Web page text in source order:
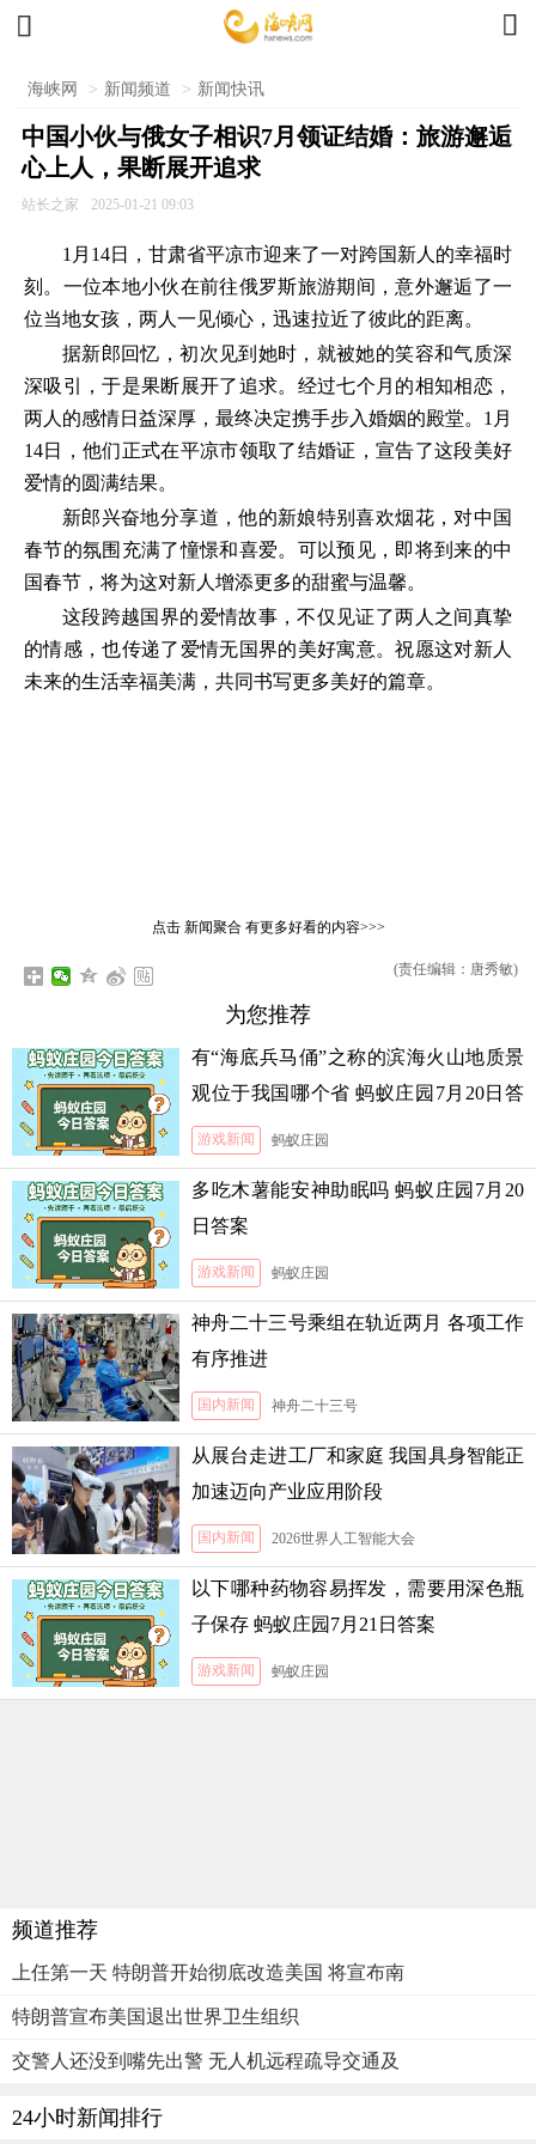
 
海峡网 > 新闻频道 > 新闻快讯
中国小伙与俄女子相识7月领证结婚：旅游邂逅
心上人，果断展开追求
站长之家 2025-01-21 09:03
1月14日，甘肃省平凉市迎来了一对跨国新人的幸福时
刻。一位本地小伙在前往俄罗斯旅游期间，意外邂逅了一
位当地女孩，两人一见倾心，迅速拉近了彼此的距离。
据新郎回忆，初次见到她时，就被她的笑容和气质深
深吸引，于是果断展开了追求。经过七个月的相知相恋，
两人的感情日益深厚，最终决定携手步入婚姻的殿堂。1月
14日，他们正式在平凉市领取了结婚证，宣告了这段美好
爱情的圆满结果。
新郎兴奋地分享道，他的新娘特别喜欢烟花，对中国
春节的氛围充满了憧憬和喜爱。可以预见，即将到来的中
国春节，将为这对新人增添更多的甜蜜与温馨。
这段跨越国界的爱情故事，不仅见证了两人之间真挚
的情感，也传递了爱情无国界的美好寓意。祝愿这对新人
未来的生活幸福美满，共同书写更多美好的篇章。
点击 新闻聚合有更多好看的内容>>>
(责任编辑：唐秀敏)
为您推荐
有“海底兵马俑”之称的滨海火山地质景
观位于我国哪个省 蚂蚁庄园7月20日答
案
游戏新闻 蚂蚁庄园
多吃木薯能安神助眠吗 蚂蚁庄园7月20
日答案
游戏新闻 蚂蚁庄园
神舟二十三号乘组在轨近两月 各项工作
有序推进
国内新闻 神舟二十三号
从展台走进工厂和家庭 我国具身智能正
加速迈向产业应用阶段
国内新闻 2026世界人工智能大会
以下哪种药物容易挥发，需要用深色瓶
子保存 蚂蚁庄园7月21日答案
游戏新闻 蚂蚁庄园
频道推荐
上任第一天 特朗普开始彻底改造美国 将宣布南
特朗普宣布美国退出世界卫生组织
交警人还没到嘴先出警 无人机远程疏导交通及
24小时新闻排行